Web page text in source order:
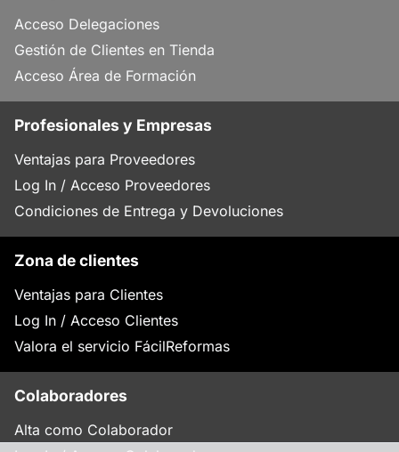
Acceso Delegaciones
Gestión de Clientes en Tienda
Acceso Área de Formación
Profesionales y Empresas
Ventajas para Proveedores
Log In / Acceso Proveedores
Condiciones de Entrega y Devoluciones
Zona de clientes
Ventajas para Clientes
Log In / Acceso Clientes
Valora el servicio FácilReformas
Colaboradores
Alta como Colaborador